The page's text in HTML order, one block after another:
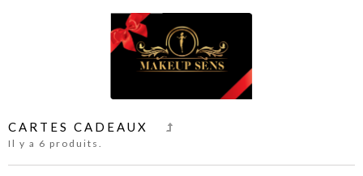
CARTES CADEAUX
Il y a 6 produits.